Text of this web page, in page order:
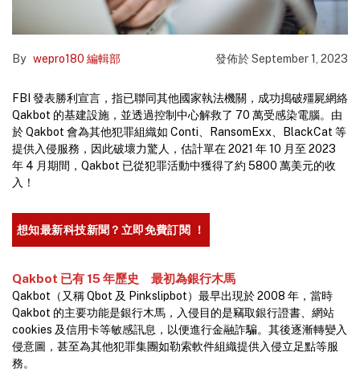
By wepro180 編輯部 發佈於September 1, 2023
FBI 發表勝利宣言，指已聯同其他國家執法機關，成功搗破殭屍網絡
Qakbot 的基建設施，並透過控制中心解救了 70 萬受感染電腦。由
於 Qakbot 會為其他犯罪組織如 Conti、RansomExx、BlackCat 等
提供入侵服務，因此破壞力驚人，估計單在 2021 年 10 月至 2023
年 4 月期間，Qakbot 已從犯罪活動中獲得了約 5800 萬美元的收
入！
想知最新科技新聞？立即免費訂閱 ！
Qakbot 已有 15 年歷史 最初為銀行木馬
Qakbot（又稱 Qbot 及 Pinkslipbot）最早出現於 2008 年，當時
Qakbot 的主要功能是銀行木馬，入侵目的是竊取銀行證書、網站
cookies 及信用卡等敏感訊息，以便進行金融詐騙。其後逐漸轉變入
侵意圖，甚至為其他犯罪集團如勒索軟件組織提供入侵立足點等服
務。